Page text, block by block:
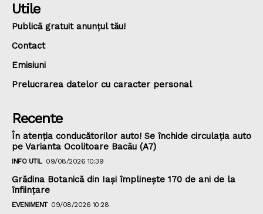
Utile
Publică gratuit anunțul tău!
Contact
Emisiuni
Prelucrarea datelor cu caracter personal
Recente
În atenția conducătorilor auto! Se închide circulația auto
pe Varianta Ocolitoare Bacău (A7)
INFO UTIL 09/08/2026 10:39
Grădina Botanică din Iaşi împlineşte 170 de ani de la
înfiinţare
EVENIMENT 09/08/2026 10:28